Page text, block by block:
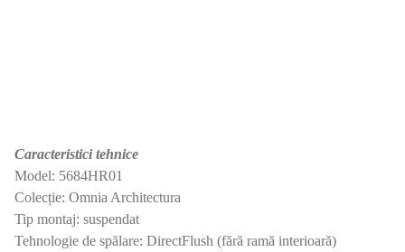
Caracteristici tehnice
Model: 5684HR01
Colecție: Omnia Architectura
Tip montaj: suspendat
Tehnologie de spălare: DirectFlush (fără ramă interioară)